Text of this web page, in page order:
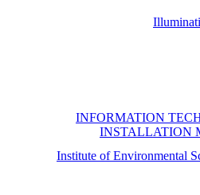
INFORMATION
INSTALLATION
Institute of Environmental